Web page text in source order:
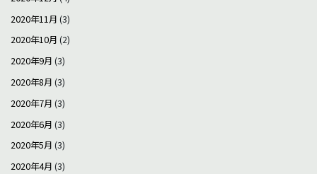
2020年11月 (3)
2020年10月 (2)
2020年9月 (3)
2020年8月 (3)
2020年7月 (3)
2020年6月 (3)
2020年5月 (3)
2020年4月 (3)